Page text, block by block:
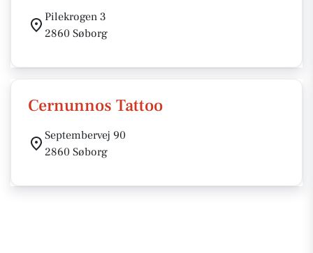
Pilekrogen 3
2860 Søborg
Cernunnos Tattoo
Septembervej 90
2860 Søborg